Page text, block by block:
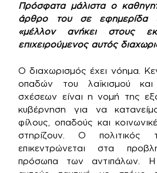
Πρόσφατα μάλιστα ο
άρθρο του σε εφημερίδα
«μέλλον ανήκει στους
επιχειρούμενος αυτός
Ο διαχωρισμός έχει νόημα.
οπαδών του λαϊκισμού
σχέσεων είναι η νομή της
κυβέρνηση για να
φίλους, οπαδούς και
στηρίζουν. Ο
επικεντρώνεται στα
πρόσωπα των αντιπάλων. Η